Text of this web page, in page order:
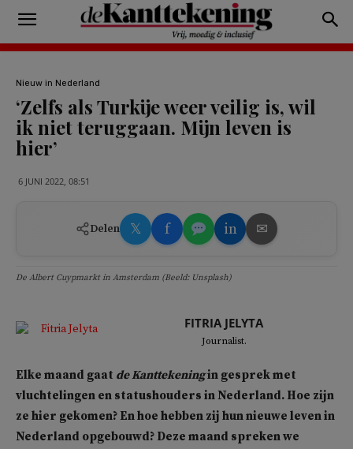
Nieuw in Nederland
‘Zelfs als Turkije weer veilig is, wil
ik niet teruggaan. Mijn leven is
hier’
6 JUNI 2022, 08:51
Delen 𝕏 f in ✉
De Albert Cuypmarkt in Amsterdam (Beeld: Unsplash)
FITRIA JELYTA
Journalist.
Elke maand gaat de Kanttekeningin gesprek met
vluchtelingen en statushouders in Nederland. Hoe zijn
ze hier gekomen? En hoe hebben zij hun nieuwe leven in
Nederland opgebouwd? Deze maand spreken we